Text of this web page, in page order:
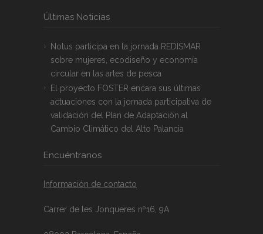
Últimas Noticias
Notus participa en la jornada REDISMAR
sobre mujeres, ecodiseño y economía
circular en las artes de pesca
El proyecto FOSTER encara sus últimas
actuaciones con la jornada participativa de
validación del Plan de Adaptación al
Cambio Climático del Alto Palancia
Encuéntranos
Información de contacto
Carrer de les Jonqueres nº16, 9A